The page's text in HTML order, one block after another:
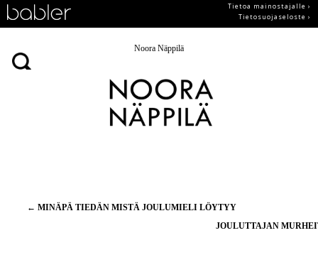
Tietoa mainostajalle ›
Tietosuojaseloste ›
Noora Näppilä
Artikkelien
← MINÄPÄ TIEDÄN MISTÄ JOULUMIELI LÖYTYY
JOULUTTAJAN